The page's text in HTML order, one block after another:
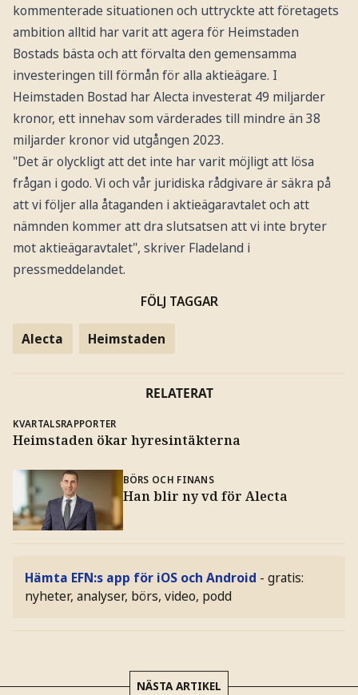
kommenterade situationen och uttryckte att företagets
ambition alltid har varit att agera för Heimstaden
Bostads bästa och att förvalta den gemensamma
investeringen till förmån för alla aktieägare. I
Heimstaden Bostad har Alecta investerat 49 miljarder
kronor, ett innehav som värderades till mindre än 38
miljarder kronor vid utgången 2023.
"Det är olyckligt att det inte har varit möjligt att lösa
frågan i godo. Vi och vår juridiska rådgivare är säkra på
att vi följer alla åtaganden i aktieägaravtalet och att
nämnden kommer att dra slutsatsen att vi inte bryter
mot aktieägaravtalet", skriver Fladeland i
pressmeddelandet.
FÖLJ TAGGAR
Alecta Heimstaden
RELATERAT
KVARTALSRAPPORTER
Heimstaden ökar hyresintäkterna
BÖRS OCH FINANS
Han blir ny vd för Alecta
Hämta EFN:s app för iOS och Android - gratis:
nyheter, analyser, börs, video, podd
NÄSTA ARTIKEL